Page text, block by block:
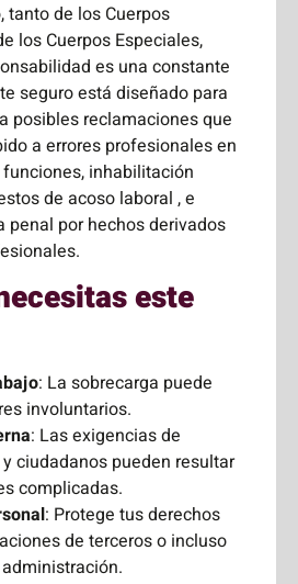
tanto de los Cuerpos
los Cuerpos Especiales,
es una constante
seguro está diseñado para
posibles reclamaciones que
a errores profesionales en
inhabilitación
de acoso laboral , e
penal por hechos derivados
este
: La sobrecarga puede
involuntarios.
: Las exigencias de
ciudadanos pueden resultar
complicadas.
: Protege tus derechos
de terceros o incluso